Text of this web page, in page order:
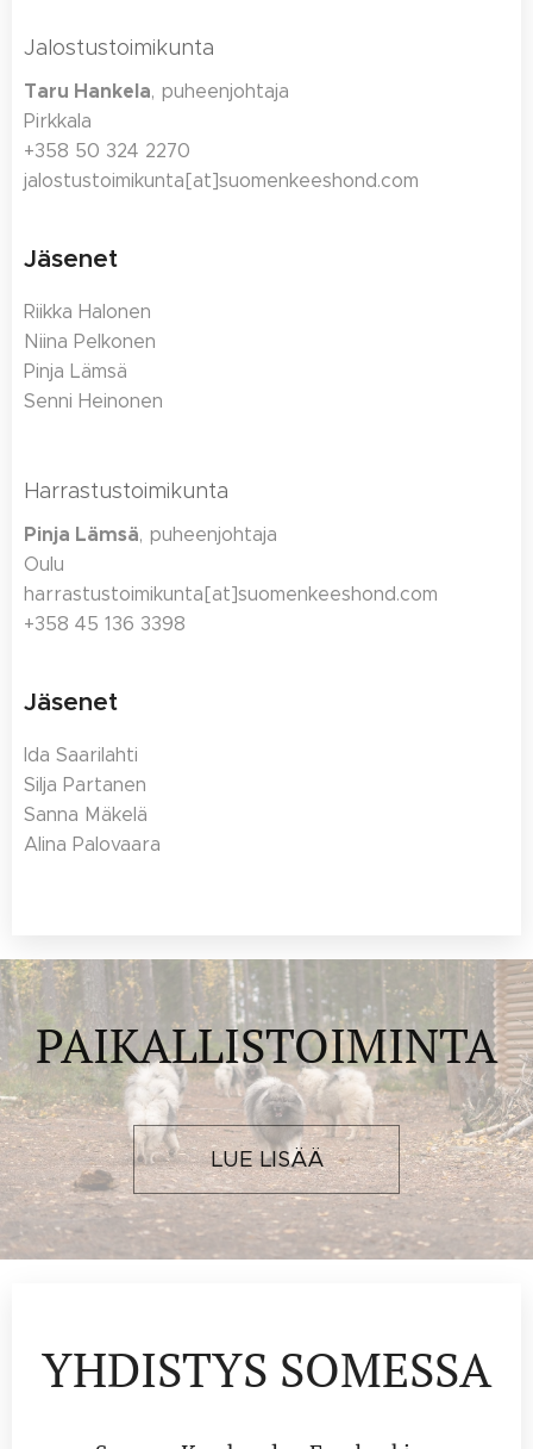
Jalostustoimikunta
Taru Hankela, puheenjohtaja
Pirkkala
+358 50 324 2270
jalostustoimikunta[at]suomenkeeshond.com
Jäsenet
Riikka Halonen
Niina Pelkonen
Pinja Lämsä
Senni Heinonen
Harrastustoimikunta
Pinja Lämsä, puheenjohtaja
Oulu
harrastustoimikunta[at]suomenkeeshond.com
+358 45 136 3398
Jäsenet
Ida Saarilahti
Silja Partanen
Sanna Mäkelä
Alina Palovaara
PAIKALLISTOIMINTA
LUE LISÄÄ
YHDISTYS SOMESSA